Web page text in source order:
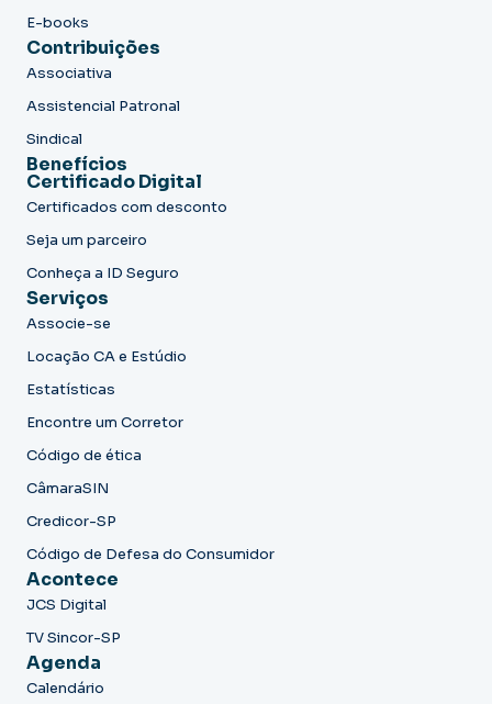
E-books
Contribuições
Associativa
Assistencial Patronal
Sindical
Benefícios
Certificado Digital
Certificados com desconto
Seja um parceiro
Conheça a ID Seguro
Serviços
Associe-se
Locação CA e Estúdio
Estatísticas
Encontre um Corretor
Código de ética
CâmaraSIN
Credicor-SP
Código de Defesa do Consumidor
Acontece
JCS Digital
TV Sincor-SP
Agenda
Calendário